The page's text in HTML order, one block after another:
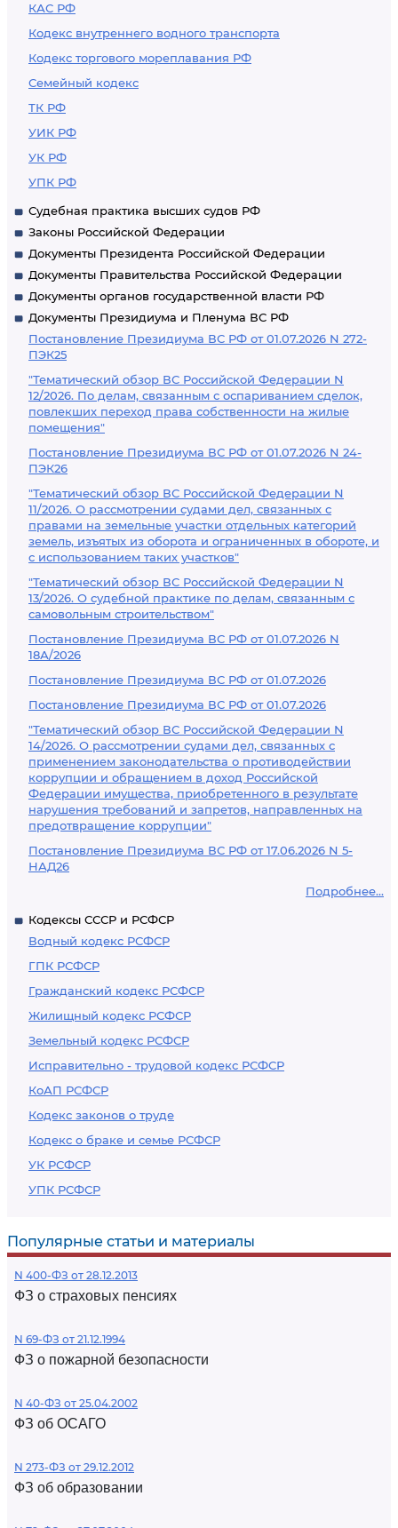
КАС РФ
Кодекс внутреннего водного транспорта
Кодекс торгового мореплавания РФ
Семейный кодекс
ТК РФ
УИК РФ
УК РФ
УПК РФ
Судебная практика высших судов РФ
Законы Российской Федерации
Документы Президента Российской Федерации
Документы Правительства Российской Федерации
Документы органов государственной власти РФ
Документы Президиума и Пленума ВС РФ
Постановление Президиума ВС РФ от 01.07.2026 N 272-
ПЭК25
"Тематический обзор ВС Российской Федерации N
12/2026. По делам, связанным с оспариванием сделок,
повлекших переход права собственности на жилые
помещения"
Постановление Президиума ВС РФ от 01.07.2026 N 24-
ПЭК26
"Тематический обзор ВС Российской Федерации N
11/2026. О рассмотрении судами дел, связанных с
правами на земельные участки отдельных категорий
земель, изъятых из оборота и ограниченных в обороте, и
с использованием таких участков"
"Тематический обзор ВС Российской Федерации N
13/2026. О судебной практике по делам, связанным с
самовольным строительством"
Постановление Президиума ВС РФ от 01.07.2026 N
18А/2026
Постановление Президиума ВС РФ от 01.07.2026
Постановление Президиума ВС РФ от 01.07.2026
"Тематический обзор ВС Российской Федерации N
14/2026. О рассмотрении судами дел, связанных с
применением законодательства о противодействии
коррупции и обращением в доход Российской
Федерации имущества, приобретенного в результате
нарушения требований и запретов, направленных на
предотвращение коррупции"
Постановление Президиума ВС РФ от 17.06.2026 N 5-
НАД26
Подробнее...
Кодексы СССР и РСФСР
Водный кодекс РСФСР
ГПК РСФСР
Гражданский кодекс РСФСР
Жилищный кодекс РСФСР
Земельный кодекс РСФСР
Исправительно - трудовой кодекс РСФСР
КоАП РСФСР
Кодекс законов о труде
Кодекс о браке и семье РСФСР
УК РСФСР
УПК РСФСР
Популярные статьи и материалы
N 400-ФЗ от 28.12.2013
ФЗ о страховых пенсиях
N 69-ФЗ от 21.12.1994
ФЗ о пожарной безопасности
N 40-ФЗ от 25.04.2002
ФЗ об ОСАГО
N 273-ФЗ от 29.12.2012
ФЗ об образовании